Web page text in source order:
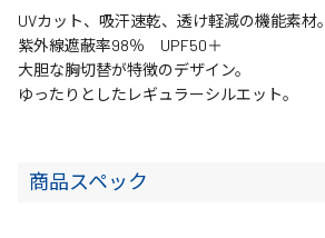
UVカット、吸汗速乾、透け軽減の機能素材。
紫外線遮蔽率98％ UPF50＋
大胆な胸切替が特徴のデザイン。
ゆったりとしたレギュラーシルエット。
商品スペック